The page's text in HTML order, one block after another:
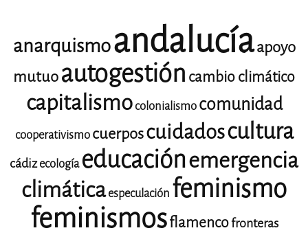
anarquismoandalucíaapoyo
mutuoautogestión cambio climático
capitalismocolonialismocomunidad
cooperativismocuerposcuidadoscultura
cádizecología educaciónemergencia
climáticaespeculación feminismo
feminismosflamencofronteras